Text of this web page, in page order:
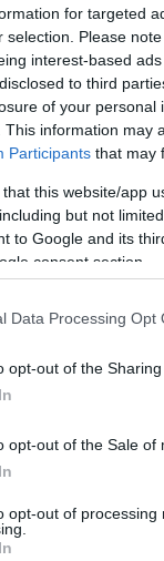
for targeted
selection. Please
interest-based
to third
of your personal
This information may
Participants that may
that this website/app
but not
to Google and its
consent section.
Data Processing Opt
opt-out of the
opt-out of the Sale of
opt-out of
al
candidata
essere
con le
alla
Olbia (OT) –
nazionali?